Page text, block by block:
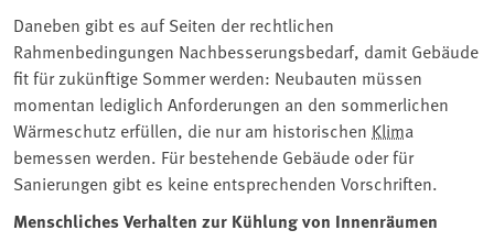
Daneben gibt es auf Seiten der rechtlichen
Rahmenbedingungen Nachbesserungsbedarf, damit Gebäude
fit für zukünftige Sommer werden: Neubauten müssen
momentan lediglich Anforderungen an den sommerlichen
Wärmeschutz erfüllen, die nur am historischen Klima
bemessen werden. Für bestehende Gebäude oder für
Sanierungen gibt es keine entsprechenden Vorschriften.
Menschliches Verhalten zur Kühlung von Innenräumen